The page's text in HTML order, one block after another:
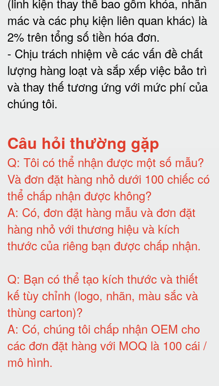
mác và các phụ kiện liên quan khác) là
2% trên tổng số tiền hóa đơn.
- Chịu trách nhiệm về các vấn đề chất
lượng hàng loạt và sắp xếp việc bảo trì
và thay thế tương ứng với mức phí của
chúng tôi.
Câu hỏi thường gặp
Q: Tôi có thể nhận được một số mẫu?
Và đơn đặt hàng nhỏ dưới 100 chiếc có
thể chấp nhận được không?
A: Có, đơn đặt hàng mẫu và đơn đặt
hàng nhỏ với thương hiệu và kích
thước của riêng bạn được chấp nhận.
Q: Bạn có thể tạo kích thước và thiết
kế tùy chỉnh (logo, nhãn, màu sắc và
thùng carton)?
A: Có, chúng tôi chấp nhận OEM cho
các đơn đặt hàng với MOQ là 100 cái /
mô hình.